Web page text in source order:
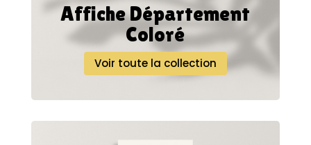
Affiche Département
Coloré
Voir toute la collection